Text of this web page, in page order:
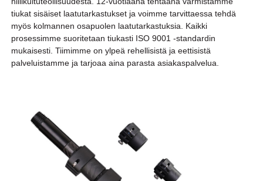
tiukat sisäiset laatutarkastukset ja voimme tarvittaessa tehdä
myös kolmannen osapuolen laatutarkastuksia. Kaikki
prosessimme suoritetaan tiukasti ISO 9001 -standardin
mukaisesti. Tiimimme on ylpeä rehellisistä ja eettisistä
palveluistamme ja tarjoaa aina parasta asiakaspalvelua.